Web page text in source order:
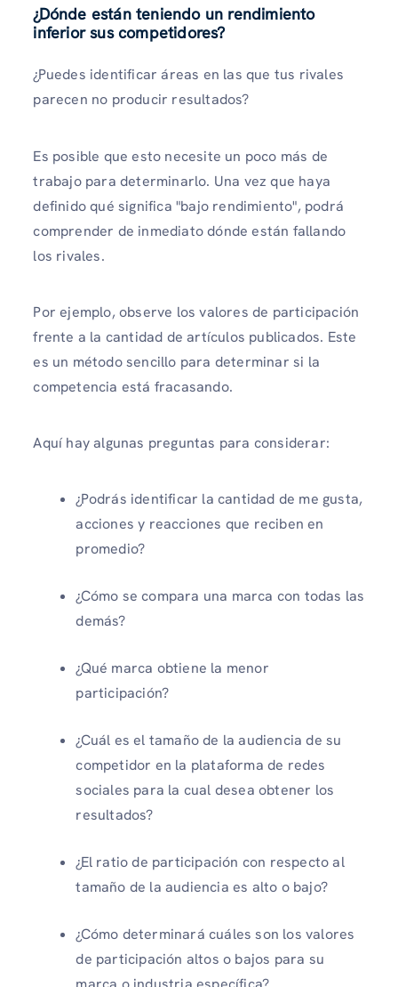
¿Dónde están teniendo un rendimiento
inferior sus competidores?
¿Puedes identificar áreas en las que tus rivales
parecen no producir resultados?
Es posible que esto necesite un poco más de
trabajo para determinarlo. Una vez que haya
definido qué significa "bajo rendimiento", podrá
comprender de inmediato dónde están fallando
los rivales.
Por ejemplo, observe los valores de participación
frente a la cantidad de artículos publicados. Este
es un método sencillo para determinar si la
competencia está fracasando.
Aquí hay algunas preguntas para considerar:
¿Podrás identificar la cantidad de me gusta,
acciones y reacciones que reciben en
promedio?
¿Cómo se compara una marca con todas las
demás?
¿Qué marca obtiene la menor
participación?
¿Cuál es el tamaño de la audiencia de su
competidor en la plataforma de redes
sociales para la cual desea obtener los
resultados?
¿El ratio de participación con respecto al
tamaño de la audiencia es alto o bajo?
¿Cómo determinará cuáles son los valores
de participación altos o bajos para su